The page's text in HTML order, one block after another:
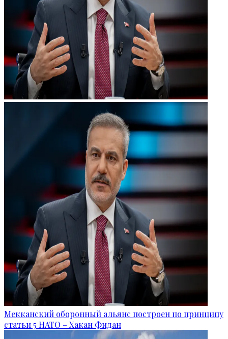
Мекканский оборонный альянс построен по принципу
статьи 5 НАТО – Хакан Фидан